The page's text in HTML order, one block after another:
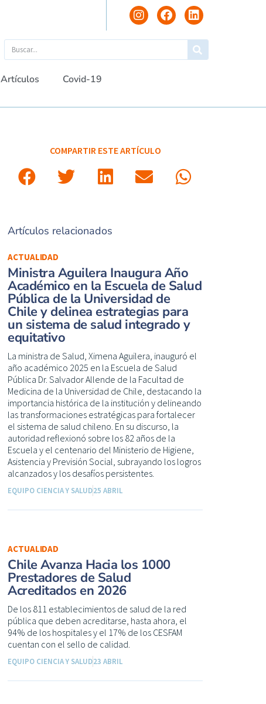
Artículos Covid-19
COMPARTIR ESTE ARTÍCULO
Artículos relacionados
ACTUALIDAD
Ministra Aguilera Inaugura Año
Académico en la Escuela de Salud
Pública de la Universidad de
Chile y delinea estrategias para
un sistema de salud integrado y
equitativo
La ministra de Salud, Ximena Aguilera, inauguró el
año académico 2025 en la Escuela de Salud
Pública Dr. Salvador Allende de la Facultad de
Medicina de la Universidad de Chile, destacando la
importancia histórica de la institución y delineando
las transformaciones estratégicas para fortalecer
el sistema de salud chileno. En su discurso, la
autoridad reflexionó sobre los 82 años de la
Escuela y el centenario del Ministerio de Higiene,
Asistencia y Previsión Social, subrayando los logros
alcanzados y los desafíos persistentes.
EQUIPO CIENCIA Y SALUD25 ABRIL
ACTUALIDAD
Chile Avanza Hacia los 1000
Prestadores de Salud
Acreditados en 2026
De los 811 establecimientos de salud de la red
pública que deben acreditarse, hasta ahora, el
94% de los hospitales y el 17% de los CESFAM
cuentan con el sello de calidad.
EQUIPO CIENCIA Y SALUD23 ABRIL